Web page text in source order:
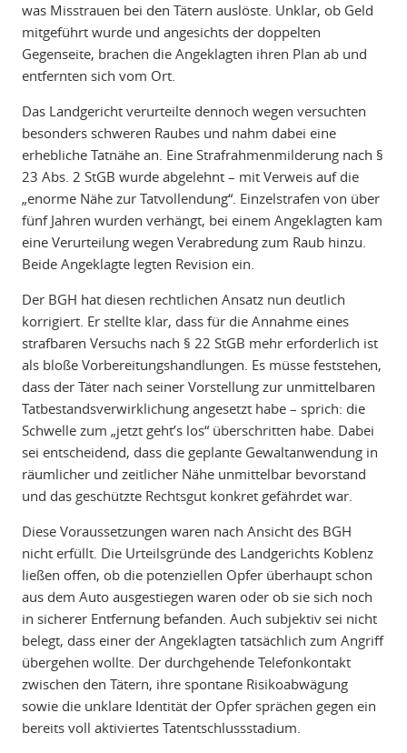
was Misstrauen bei den Tätern auslöste. Unklar, ob Geld
mitgeführt wurde und angesichts der doppelten
Gegenseite, brachen die Angeklagten ihren Plan ab und
entfernten sich vom Ort.
Das Landgericht verurteilte dennoch wegen versuchten
besonders schweren Raubes und nahm dabei eine
erhebliche Tatnähe an. Eine Strafrahmenmilderung nach §
23 Abs. 2 StGB wurde abgelehnt – mit Verweis auf die
„enorme Nähe zur Tatvollendung“. Einzelstrafen von über
fünf Jahren wurden verhängt, bei einem Angeklagten kam
eine Verurteilung wegen Verabredung zum Raub hinzu.
Beide Angeklagte legten Revision ein.
Der BGH hat diesen rechtlichen Ansatz nun deutlich
korrigiert. Er stellte klar, dass für die Annahme eines
strafbaren Versuchs nach § 22 StGB mehr erforderlich ist
als bloße Vorbereitungshandlungen. Es müsse feststehen,
dass der Täter nach seiner Vorstellung zur unmittelbaren
Tatbestandsverwirklichung angesetzt habe – sprich: die
Schwelle zum „jetzt geht’s los“ überschritten habe. Dabei
sei entscheidend, dass die geplante Gewaltanwendung in
räumlicher und zeitlicher Nähe unmittelbar bevorstand
und das geschützte Rechtsgut konkret gefährdet war.
Diese Voraussetzungen waren nach Ansicht des BGH
nicht erfüllt. Die Urteilsgründe des Landgerichts Koblenz
ließen offen, ob die potenziellen Opfer überhaupt schon
aus dem Auto ausgestiegen waren oder ob sie sich noch
in sicherer Entfernung befanden. Auch subjektiv sei nicht
belegt, dass einer der Angeklagten tatsächlich zum Angriff
übergehen wollte. Der durchgehende Telefonkontakt
zwischen den Tätern, ihre spontane Risikoabwägung
sowie die unklare Identität der Opfer sprächen gegen ein
bereits voll aktiviertes Tatentschlussstadium.